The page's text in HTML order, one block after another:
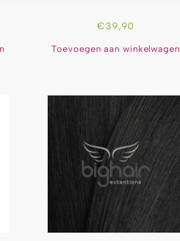
€39,90
Toevoegen aan winkelwagen